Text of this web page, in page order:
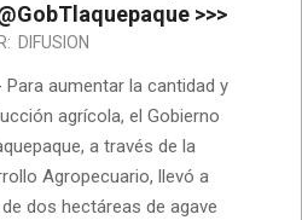
>>>
DIFUSION
aumentar la cantidad y
agrícola, el Gobierno
a través de la
Agropecuario, llevó a
dos hectáreas de agave